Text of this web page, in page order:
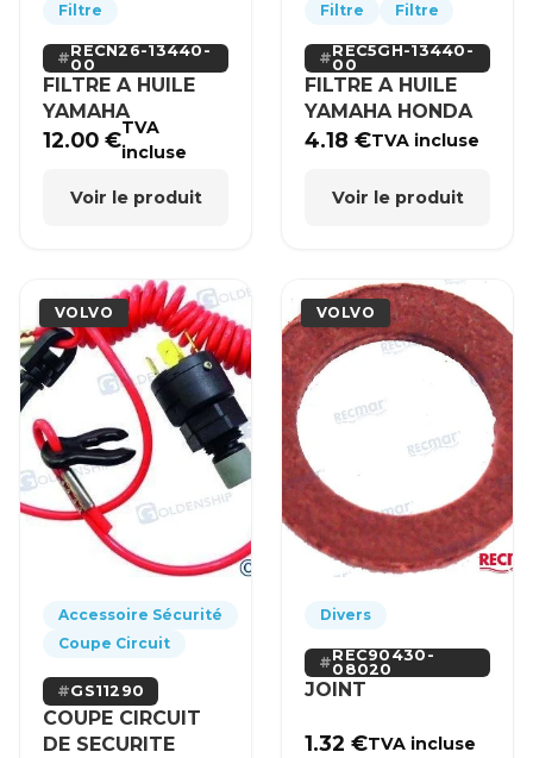
Filtre
RECN26-13440-
00
FILTRE A HUILE
YAMAHA
12.00€TVA
incluse
Voir le produit
Filtre Filtre
REC5GH-13440-
00
FILTRE A HUILE
YAMAHA HONDA
4.18€TVA incluse
Voir le produit
VOLVO
Accessoire Sécurité
Coupe Circuit
GS11290
COUPE CIRCUIT
DE SECURITE
VOLVO
Divers
REC90430-
08020
JOINT
1.32€TVA incluse